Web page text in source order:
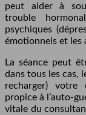
peut aider à
trouble
psychiques
émotionnels et les
La séance peut
dans tous les cas,
recharger) votre
propice à l’auto-
vitale du